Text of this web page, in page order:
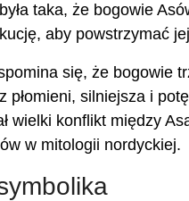
taka, że ​​bogowie
aby powstrzymać jej
się, że bogowie
płomieni, silniejsza i
wielki konflikt między
w mitologii nordyckiej.